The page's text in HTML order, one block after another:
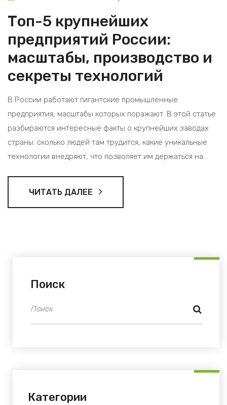
Топ-5 крупнейших
предприятий России:
масштабы, производство и
секреты технологий
В России работают гигантские промышленные
предприятия, масштабы которых поражают. В этой статье
разбираются интересные факты о крупнейших заводах
страны: сколько людей там трудится, какие уникальные
технологии внедряют, что позволяет им держаться на
экологии. Материал содержит полезные советы и
ЧИТАТЬ ДАЛЕЕ
Поиск
Категории